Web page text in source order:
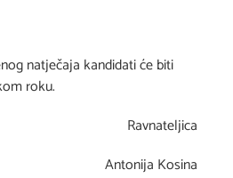
natječaja kandidati će biti
roku.
Ravnateljica
Antonija Kosina